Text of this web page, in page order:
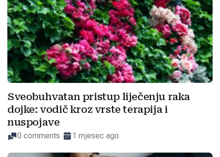
Sveobuhvatan pristup liječenju raka
dojke: vodič kroz vrste terapija i
nuspojave
0 comments 1 mjesec ago